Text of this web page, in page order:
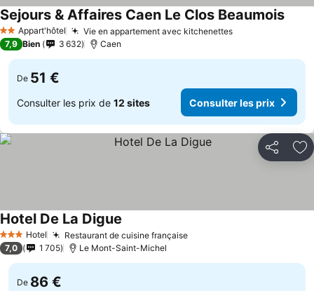
2 ÉtoilesAppart'hôtel Vie en appartement avec kitchenettes
Sejours & Affaires Caen Le Clos Beaumois
7,9 Bien 3 632 Caen
De 51 €
Consulter les prix de 12 sites Consulter les prix
Partager
3 ÉtoilesHotel Restaurant de cuisine française
Hotel De La Digue
7,0 1 705 Le Mont-Saint-Michel
De 86 €